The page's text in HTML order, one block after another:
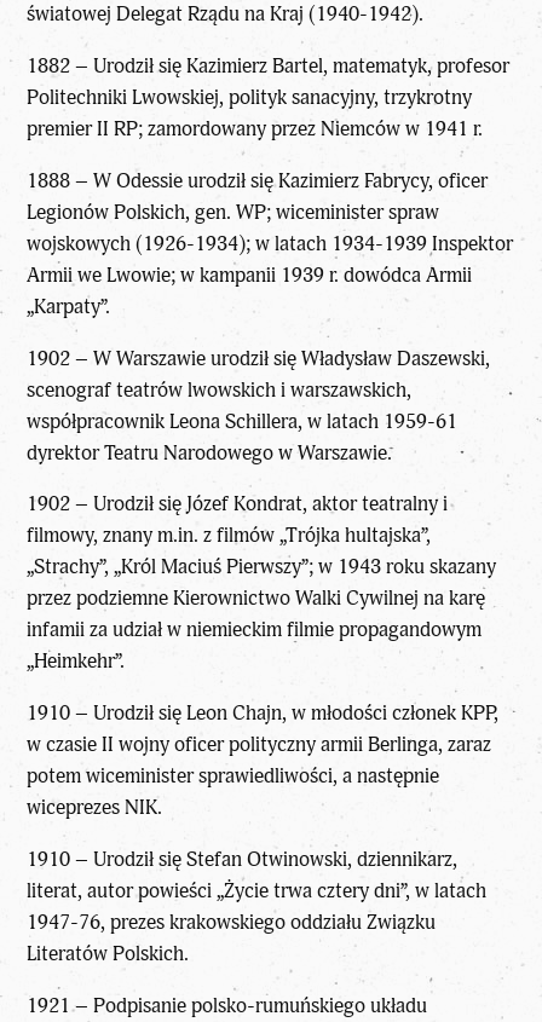
światowej Delegat Rządu na Kraj (1940-1942).
1882 – Urodził się Kazimierz Bartel, matematyk, profesor
Politechniki Lwowskiej, polityk sanacyjny, trzykrotny
premier II RP; zamordowany przez Niemców w 1941 r.
1888 – W Odessie urodził się Kazimierz Fabrycy, oficer
Legionów Polskich, gen. WP; wiceminister spraw
wojskowych (1926-1934); w latach 1934-1939 Inspektor
Armii we Lwowie; w kampanii 1939 r. dowódca Armii
„Karpaty”.
1902 – W Warszawie urodził się Władysław Daszewski,
scenograf teatrów lwowskich i warszawskich,
współpracownik Leona Schillera, w latach 1959-61
dyrektor Teatru Narodowego w Warszawie.
1902 – Urodził się Józef Kondrat, aktor teatralny i
filmowy, znany m.in. z filmów „Trójka hultajska”,
„Strachy”, „Król Maciuś Pierwszy”; w 1943 roku skazany
przez podziemne Kierownictwo Walki Cywilnej na karę
infamii za udział w niemieckim filmie propagandowym
„Heimkehr”.
1910 – Urodził się Leon Chajn, w młodości członek KPP,
w czasie II wojny oficer polityczny armii Berlinga, zaraz
potem wiceminister sprawiedliwości, a następnie
wiceprezes NIK.
1910 – Urodził się Stefan Otwinowski, dziennikarz,
literat, autor powieści „Życie trwa cztery dni”, w latach
1947-76, prezes krakowskiego oddziału Związku
Literatów Polskich.
1921 – Podpisanie polsko-rumuńskiego układu